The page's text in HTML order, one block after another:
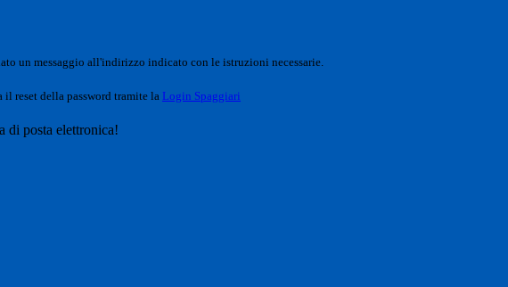
un messaggio all'indirizzo indicato con le istruzioni necessarie.
il reset della password tramite la Login Spaggiari
di posta elettronica!